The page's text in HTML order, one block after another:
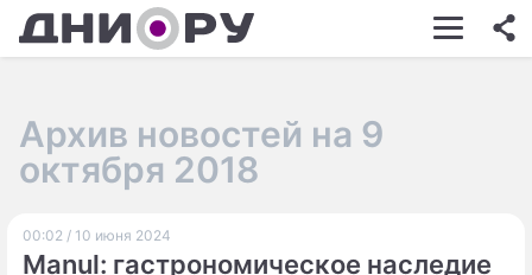
ШОУ-БИЗНЕС
КИНО
Архив новостей на 9
октября 2018
00:02 / 10 июня 2024
Manul: гастрономическое наследие